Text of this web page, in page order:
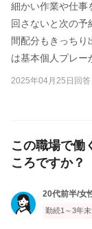
細かい作業や仕事
回さないと次の
間配分もきっちり
は基本個人プレー
2025年04月25日回
この職場で働
ころですか？
20代前半/女
勤続1～3年